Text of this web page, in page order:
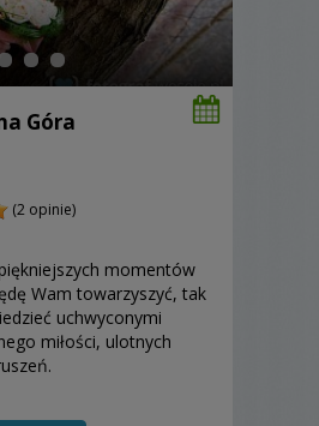
Góra
(2 opinie)
momentów
Wam towarzyszyć, tak
uchwyconymi
miłości, ulotnych